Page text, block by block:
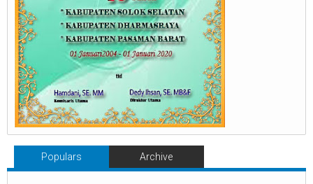
Populars Archive